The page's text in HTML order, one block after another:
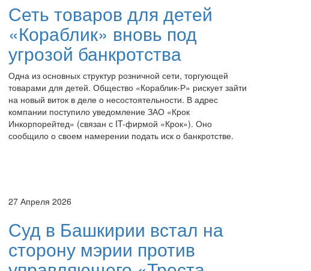
Сеть товаров для детей
«Кораблик» вновь под
угрозой банкротства
Одна из основных структур розничной сети, торгующей
товарами для детей. Общество «Кораблик-Р» рискует зайти
на новый виток в деле о несостоятельности. В адрес
компании поступило уведомление ЗАО «Крок
Инкорпорейтед» (связан с IT-фирмой «Крок»). Оно
сообщило о своем намерении подать иск о банкротстве.
27 Апреля 2026
Суд в Башкирии встал на
сторону мэрии против